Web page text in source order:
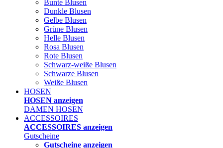
Bunte Blusen
Dunkle Blusen
Gelbe Blusen
Grüne Blusen
Helle Blusen
Rosa Blusen
Rote Blusen
Schwarz-weiße Blusen
Schwarze Blusen
Weiße Blusen
HOSEN
HOSEN anzeigen
DAMEN HOSEN
ACCESSOIRES
ACCESSOIRES anzeigen
Gutscheine
Gutscheine anzeigen